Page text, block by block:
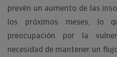
prevén un aumento de las
los próximos meses, lo
preocupación por la
necesidad de mantener un